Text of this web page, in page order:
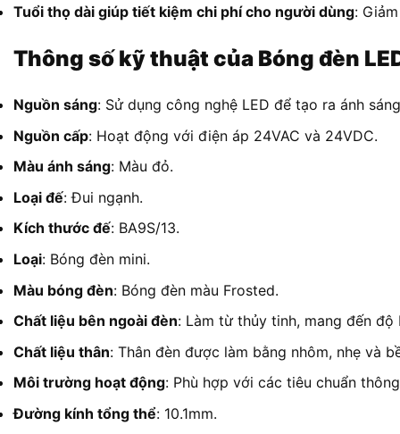
Tuổi thọ dài giúp tiết kiệm chi phí cho người dùng:
Thông số kỹ thuật của Bóng đèn
Nguồn sáng: Sử dụng công nghệ LED để tạo ra ánh
Nguồn cấp: Hoạt động với điện áp 24VAC và 24VDC.
Màu ánh sáng: Màu đỏ.
Loại đế: Đui ngạnh.
Kích thước đế: BA9S/13.
Loại: Bóng đèn mini.
Màu bóng đèn: Bóng đèn màu Frosted.
Chất liệu bên ngoài đèn: Làm từ thủy tinh, mang đến độ
Chất liệu thân: Thân đèn được làm bằng nhôm, nhẹ và
Môi trường hoạt động: Phù hợp với các tiêu chuẩn
Đường kính tổng thể: 10.1mm.